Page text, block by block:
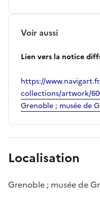
Voir aussi
Lien vers la notice
https://
collections/artwork/
Grenoble ; musée de
Localisation
Grenoble ; musée de